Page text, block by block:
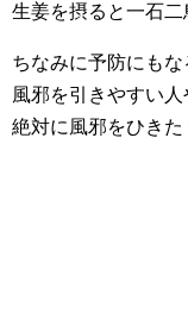
生姜を摂ると一石二
ちなみに予防にもな
風邪を引きやすい人
絶対に風邪をひきた